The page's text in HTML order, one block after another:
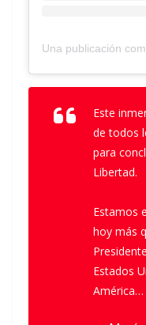
Una publicación
Este
de todos
para
Libertad.
Estamos
hoy más
Estados
América…